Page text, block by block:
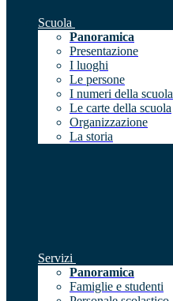
Scuola
Panoramica
Presentazione
I luoghi
Le persone
I numeri della scuola
Le carte della scuola
Organizzazione
La storia
Servizi
Panoramica
Famiglie e studenti